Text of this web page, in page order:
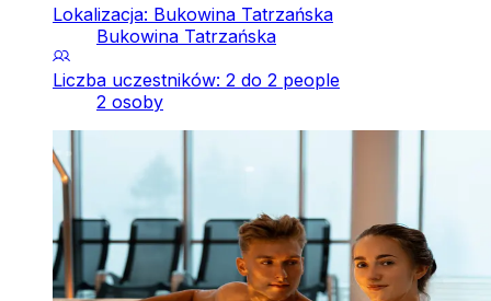
Lokalizacja: Bukowina Tatrzańska
Bukowina Tatrzańska
Liczba uczestników: 2 do 2 people
2 osoby